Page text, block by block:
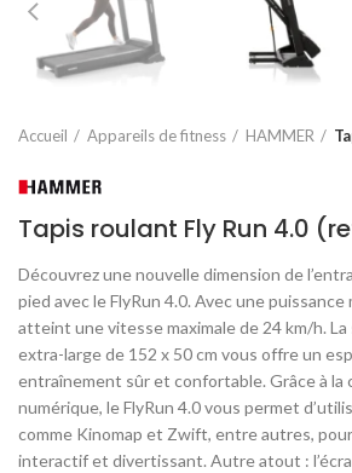
Accueil Appareils de fitness HAMMER
Tapis roulant Fly Run 4.0
Découvrez une nouvelle dimension de
pied avec le FlyRun 4.0. Avec une puissance
atteint une vitesse maximale de 24 km/h.
extra-large de 152 x 50 cm vous offre un
entraînement sûr et confortable. Grâce à la
numérique, le FlyRun 4.0 vous permet
comme Kinomap et Zwift, entre autres,
interactif et divertissant. Autre atout :